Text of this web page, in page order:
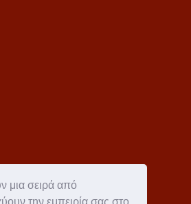
μια σειρά από
την εμπειρία σας στο